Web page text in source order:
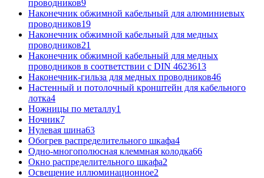
проводников9
Наконечник обжимной кабельный для алюминиевых
проводников19
Наконечник обжимной кабельный для медных
проводников21
Наконечник обжимной кабельный для медных
проводников в соответствии с DIN 4623613
Наконечник-гильза для медных проводников46
Настенный и потолочный кронштейн для кабельного
лотка4
Ножницы по металлу1
Ночник7
Нулевая шина63
Обогрев распределительного шкафа4
Одно-многополюсная клеммная колодка66
Окно распределительного шкафа2
Освещение иллюминационное2